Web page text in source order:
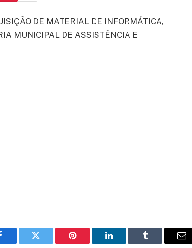
DE MATERIAL DE INFORMÁTICA,
MUNICIPAL DE ASSISTÊNCIA E
Twitter Pinterest LinkedIn Tumblr
E-